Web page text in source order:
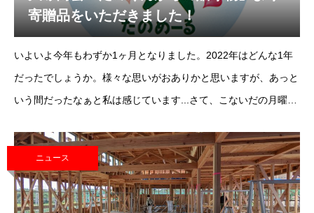
寄贈品をいただきました！
いよいよ今年もわずか1ヶ月となりました。2022年はどんな1年
だったでしょうか。様々な思いがおありかと思いますが、あっと
いう間だったなぁと私は感じています...さて、こないだの月曜日
17箱なのですが」？！
ニュース